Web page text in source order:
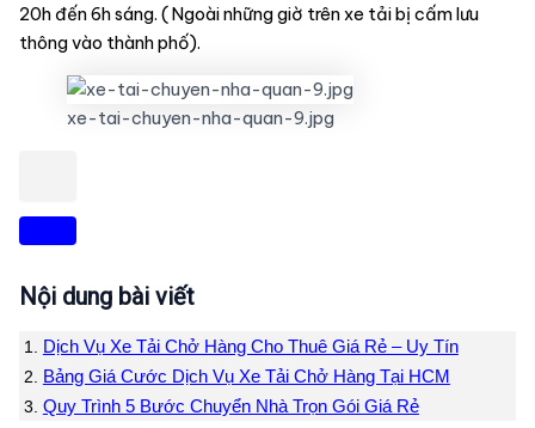
20h đến 6h sáng. ( Ngoài những giờ trên xe tải bị cấm lưu
thông vào thành phố).
xe-tai-chuyen-nha-quan-9.jpg
Nội dung bài viết
Dịch Vụ Xe Tải Chở Hàng Cho Thuê Giá Rẻ – Uy Tín
Bảng Giá Cước Dịch Vụ Xe Tải Chở Hàng Tại HCM
Quy Trình 5 Bước Chuyển Nhà Trọn Gói Giá Rẻ